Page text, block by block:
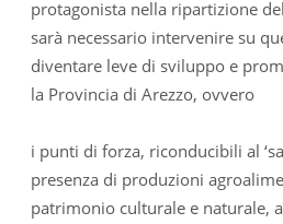
protagonista nella ripartizione
sarà necessario intervenire su
diventare leve di sviluppo e
la Provincia di Arezzo, ovvero
i punti di forza, riconducibili al
presenza di produzioni
patrimonio culturale e naturale,